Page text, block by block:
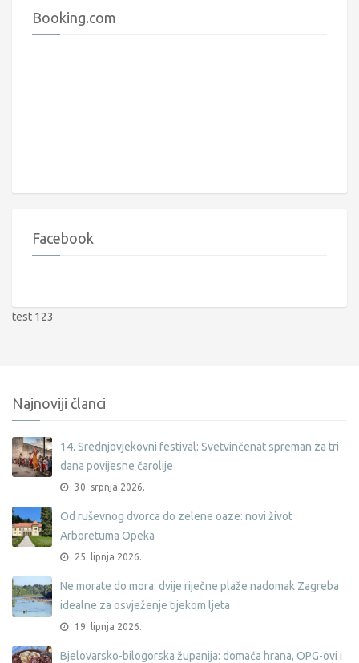
Booking.com
Facebook
test 123
Najnoviji članci
14. Srednjovjekovni festival: Svetvinčenat spreman za tri
dana povijesne čarolije
30. srpnja 2026.
Od ruševnog dvorca do zelene oaze: novi život
Arboretuma Opeka
25. lipnja 2026.
Ne morate do mora: dvije riječne plaže nadomak Zagreba
idealne za osvježenje tijekom ljeta
19. lipnja 2026.
Bjelovarsko-bilogorska županija: domaća hrana, OPG-ovi i